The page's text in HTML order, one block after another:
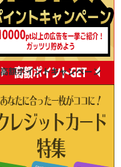
高額ポイントキャンペーン